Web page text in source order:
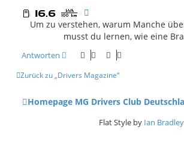
Um zu verstehen, warum Manche
musst du lernen, wie eine
Antworten
Zurück zu „Drivers Magazine“
Homepage MG Drivers Club
Flat Style by Ian Bradley